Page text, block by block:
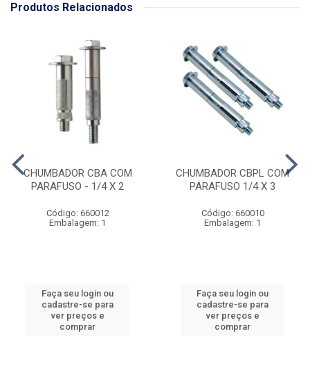
Produtos Relacionados
CHUMBADOR CBA COM
PARAFUSO - 1/4 X 2
Código: 660012
Embalagem: 1
Faça seu login ou
cadastre-se para
ver preços e
comprar
CHUMBADOR CBPL COM
PARAFUSO 1/4 X 3
Código: 660010
Embalagem: 1
Faça seu login ou
cadastre-se para
ver preços e
comprar